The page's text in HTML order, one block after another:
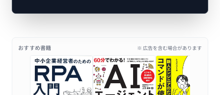
おすすめ書籍 ※ 広告を含む場合があります